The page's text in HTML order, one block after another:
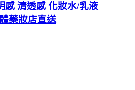
感 清透感 化妝水/乳液
藥妝店直送